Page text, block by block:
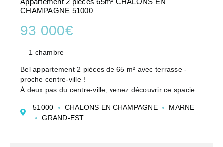
CHAMPAGNE 51000
93 000€
1 chambre
Bel appartement 2 pièces de 65 m² avec terrasse -
proche centre-ville !
À deux pas du centre-ville, venez découvrir ce spacieux
copropriété sécurisée et bien entretenue.
Un bien rare qui combine ca...
51000 CHALONS EN CHAMPAGNE
MARNE
GRAND-EST